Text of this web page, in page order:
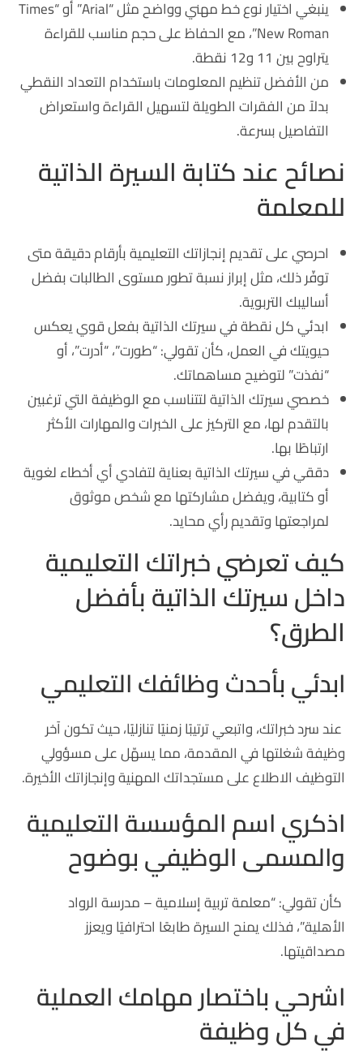
ينبغي اختيار نوع خط مهني وواضح مثل “Arial” أو “Times
New Roman”، مع الحفاظ على حجم مناسب للقراءة
يتراوح بين 11 و12 نقطة.
من الأفضل تنظيم المعلومات باستخدام التعداد النقطي
بدلاً من الفقرات الطويلة لتسهيل القراءة واستعراض
التفاصيل بسرعة.
نصائح عند كتابة السيرة الذاتية
للمعلمة
احرصي على تقديم إنجازاتك التعليمية بأرقام دقيقة متى
توفّر ذلك، مثل إبراز نسبة تطور مستوى الطالبات بفضل
أساليبك التربوية.
ابدئي كل نقطة في سيرتك الذاتية بفعل قوي يعكس
حيويتك في العمل، كأن تقولي: “طورت”، “أدرت”، أو
“نفذت” لتوضيح مساهماتك.
خصصي سيرتك الذاتية لتتناسب مع الوظيفة التي ترغبين
بالتقدم لها، مع التركيز على الخبرات والمهارات الأكثر
ارتباطًا بها.
دققي في سيرتك الذاتية بعناية لتفادي أي أخطاء لغوية
أو كتابية، ويفضل مشاركتها مع شخص موثوق
لمراجعتها وتقديم رأي محايد.
كيف تعرضي خبراتك التعليمية
داخل سيرتك الذاتية بأفضل
الطرق؟
ابدئي بأحدث وظائفك التعليمي
عند سرد خبراتك، واتبعي ترتيبًا زمنيًا تنازليًا، حيث تكون آخر
وظيفة شغلتها في المقدمة، مما يسهّل على مسؤولي
التوظيف الاطلاع على مستجداتك المهنية وإنجازاتك الأخيرة.
اذكري اسم المؤسسة التعليمية
والمسمى الوظيفي بوضوح
كأن تقولي: “معلمة تربية إسلامية – مدرسة الرواد
الأهلية”، فذلك يمنح السيرة طابعًا احترافيًا ويعزز
مصداقيتها.
اشرحي باختصار مهامك العملية
في كل وظيفة